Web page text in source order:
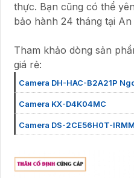
thực. Bạn cũng có thể
bảo hành 24 tháng tại
Tham khảo dòng sản
giá rẻ:
Camera DH-HAC-B2A21P
Camera KX-D4K04MC
Camera DS-2CE56H0T-